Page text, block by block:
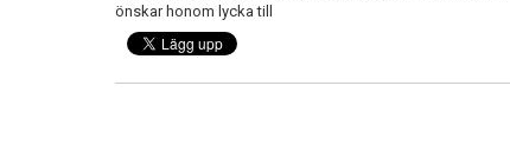
önskar honom lycka till